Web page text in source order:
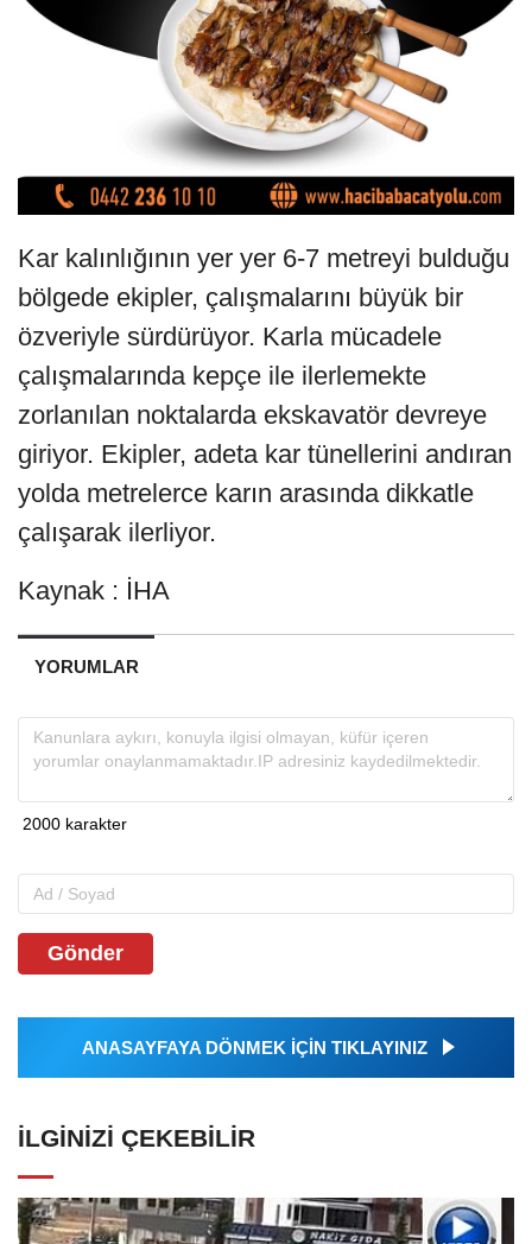
Kar kalınlığının yer yer 6-7 metreyi bulduğu
bölgede ekipler, çalışmalarını büyük bir
özveriyle sürdürüyor. Karla mücadele
çalışmalarında kepçe ile ilerlemekte
zorlanılan noktalarda ekskavatör devreye
giriyor. Ekipler, adeta kar tünellerini andıran
yolda metrelerce karın arasında dikkatle
çalışarak ilerliyor.
Kaynak : İHA
YORUMLAR
Gönder
ANASAYFAYA DÖNMEK İÇİN TIKLAYINIZ
İLGINIZI ÇEKEBILIR